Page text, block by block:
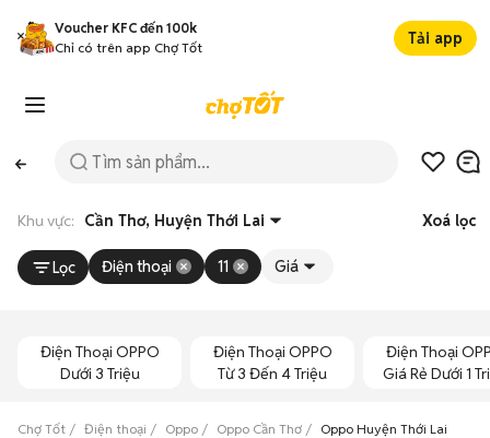
Voucher KFC đến 100k
Chỉ có trên app Chợ Tốt
Tải app
Khu vực: Cần Thơ, Huyện Thới Lai Xoá lọc
Lọc Điện thoại 11 Giá
Điện Thoại OPPO
Dưới 3 Triệu
Điện Thoại OPPO
Từ 3 Đến 4 Triệu
Điện Thoại
Giá Rẻ Dưới 1
Chợ Tốt Điện thoại Oppo Oppo Cần Thơ Oppo Huyện Thới Lai